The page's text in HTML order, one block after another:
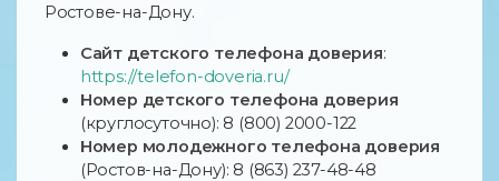
Ростове-на-Дону.
Сайт детского телефона доверия:
https://telefon-doveria.ru/
Номер детского телефона доверия
(круглосуточно): 8 (800) 2000-122
Номер молодежного телефона доверия
(Ростов-на-Дону): 8 (863) 237-48-48